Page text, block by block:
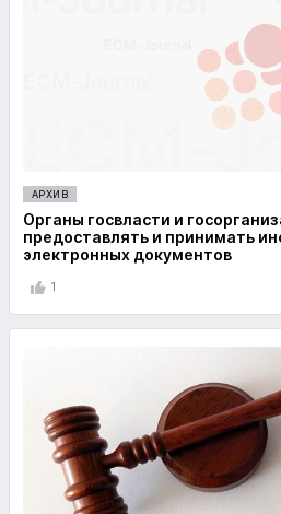
АРХИВ
Органы госвласти и
предоставлять и принимать
электронных документов
1